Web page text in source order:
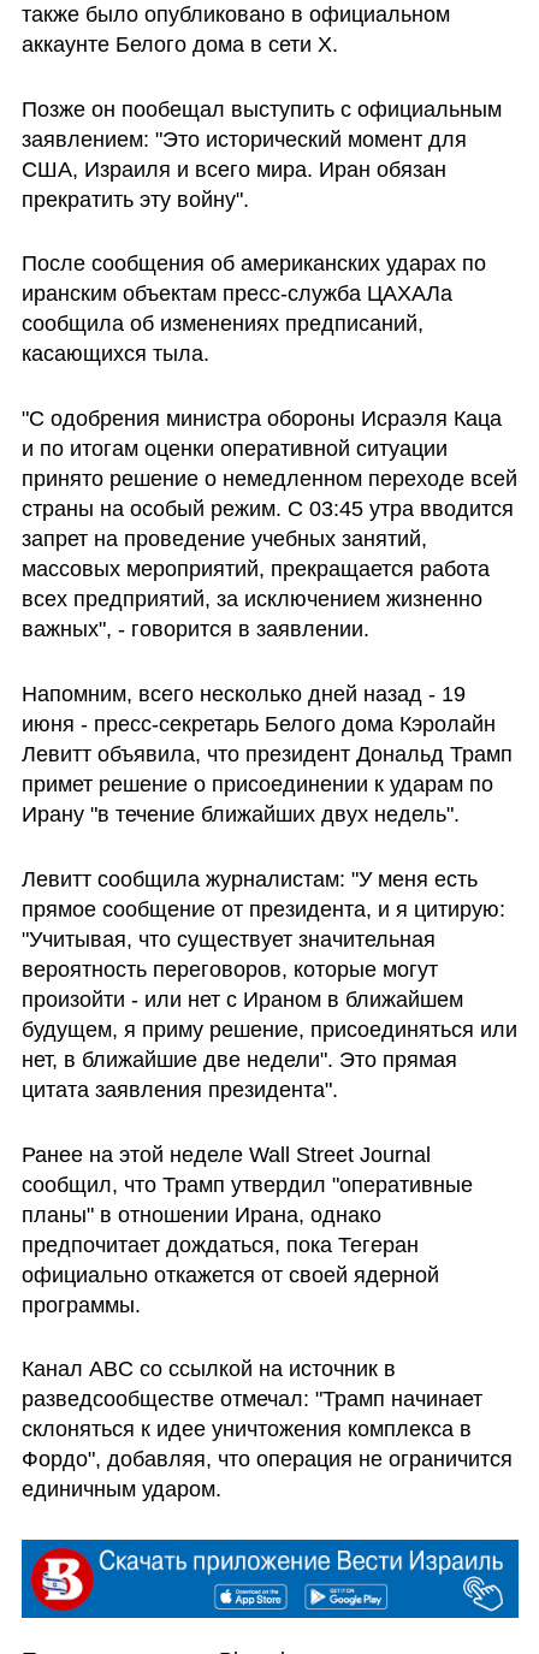
также было опубликовано в официальном
аккаунте Белого дома в сети X.
Позже он пообещал выступить с официальным
заявлением: "Это исторический момент для
США, Израиля и всего мира. Иран обязан
прекратить эту войну".
После сообщения об американских ударах по
иранским объектам пресс-служба ЦАХАЛа
сообщила об изменениях предписаний,
касающихся тыла.
"С одобрения министра обороны Исраэля Каца
и по итогам оценки оперативной ситуации
принято решение о немедленном переходе всей
страны на особый режим. С 03:45 утра вводится
запрет на проведение учебных занятий,
массовых мероприятий, прекращается работа
всех предприятий, за исключением жизненно
важных", - говорится в заявлении.
Напомним, всего несколько дней назад - 19
июня - пресс-секретарь Белого дома Кэролайн
Левитт объявила, что президент Дональд Трамп
примет решение о присоединении к ударам по
Ирану "в течение ближайших двух недель".
Левитт сообщила журналистам: "У меня есть
прямое сообщение от президента, и я цитирую:
"Учитывая, что существует значительная
вероятность переговоров, которые могут
произойти - или нет с Ираном в ближайшем
будущем, я приму решение, присоединяться или
нет, в ближайшие две недели". Это прямая
цитата заявления президента".
Ранее на этой неделе Wall Street Journal
сообщил, что Трамп утвердил "оперативные
планы" в отношении Ирана, однако
предпочитает дождаться, пока Тегеран
официально откажется от своей ядерной
программы.
Канал ABC со ссылкой на источник в
разведсообществе отмечал: "Трамп начинает
склоняться к идее уничтожения комплекса в
Фордо", добавляя, что операция не ограничится
единичным ударом.